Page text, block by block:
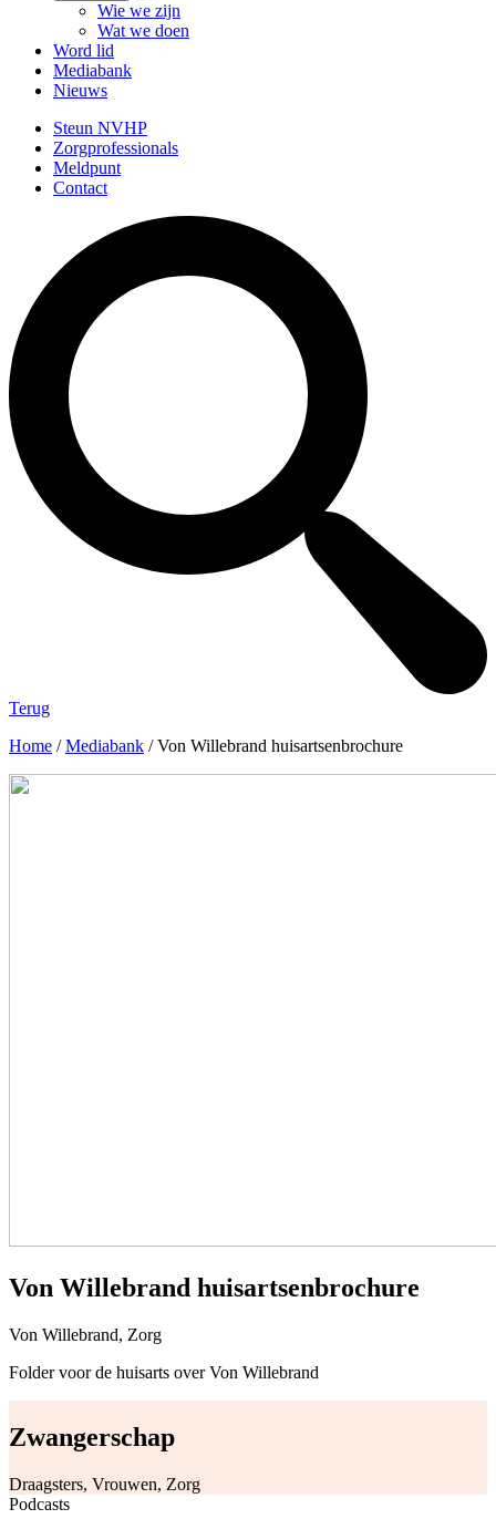
Wie we zijn
Wat we doen
Word lid
Mediabank
Nieuws
Steun NVHP
Zorgprofessionals
Meldpunt
Contact
Terug
Home /Mediabank /Von Willebrand huisartsenbrochure
Von Willebrand huisartsenbrochure
Von Willebrand, Zorg
Folder voor de huisarts over Von Willebrand
Zwangerschap
Draagsters, Vrouwen, Zorg
Podcasts